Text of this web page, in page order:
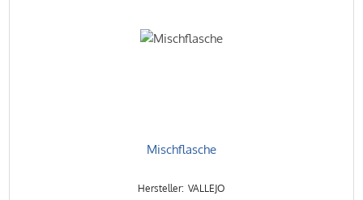
Mischflasche
VALLEJO